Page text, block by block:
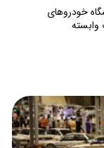
خودروهای
وابسته